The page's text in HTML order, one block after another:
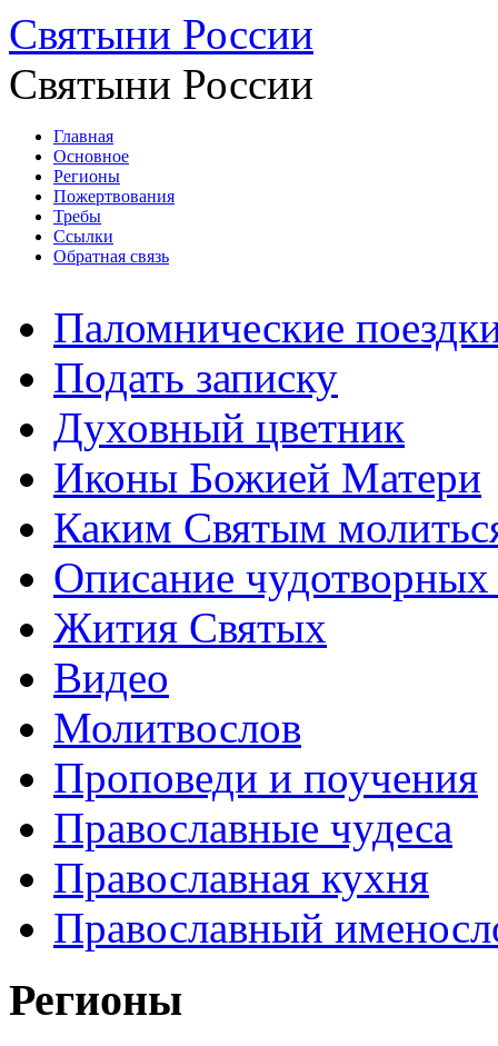
Святыни России
Святыни России
Главная
Основное
Регионы
Пожертвования
Требы
Ссылки
Обратная связь
Паломнические
Подать записку
Духовный цветник
Иконы Божией Матери
Каким Святым
Описание
Жития Святых
Видео
Молитвослов
Проповеди и поучения
Православные чудеса
Православная кухня
Православный
Регионы